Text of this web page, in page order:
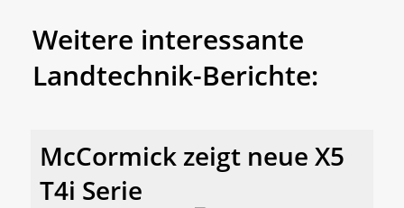
Weitere interessante
Landtechnik-Berichte:
McCormick zeigt neue X5
T4i Serie